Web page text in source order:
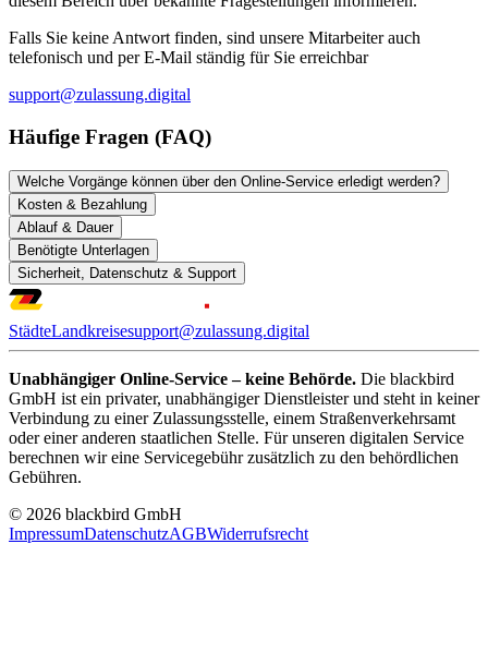
Falls Sie keine Antwort finden, sind unsere Mitarbeiter auch
telefonisch und per E-Mail ständig für Sie erreichbar
support@zulassung.digital
Häufige Fragen (FAQ)
Welche Vorgänge können über den Online-Service erledigt werden?
Kosten & Bezahlung
Ablauf & Dauer
Benötigte Unterlagen
Sicherheit, Datenschutz & Support
StädteLandkreisesupport@zulassung.digital
Unabhängiger Online-Service – keine Behörde. Die blackbird
GmbH ist ein privater, unabhängiger Dienstleister und steht in keiner
Verbindung zu einer Zulassungsstelle, einem Straßenverkehrsamt
oder einer anderen staatlichen Stelle. Für unseren digitalen Service
berechnen wir eine Servicegebühr zusätzlich zu den behördlichen
Gebühren.
© 2026 blackbird GmbH
ImpressumDatenschutzAGBWiderrufsrecht